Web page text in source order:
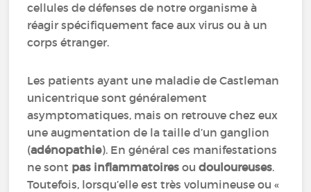
cellules de défenses de notre organisme à
réagir spécifiquement face aux virus ou à un
corps étranger.
Les patients ayant une maladie de Castleman
unicentrique sont généralement
asymptomatiques, mais on retrouve chez eux
une augmentation de la taille d’un ganglion
(adénopathie). En général ces manifestations
ne sont pas inflammatoires oudouloureuses.
Toutefois, lorsqu’elle est très volumineuse ou «